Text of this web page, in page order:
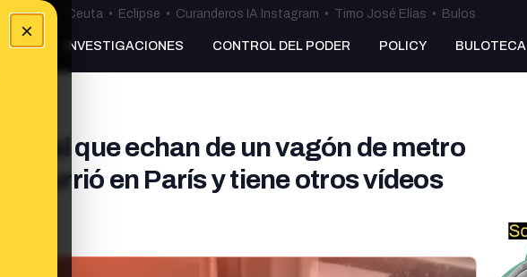
×
•Bulos Ceuta • Eclipse • Curanderos IA Instagram • Timo José Elías • Bulos
INVESTIGACIONES CONTROL DEL PODER POLICY BULOTECA
al que echan de un vagón de metro
ocurrió en París y tiene otros vídeos